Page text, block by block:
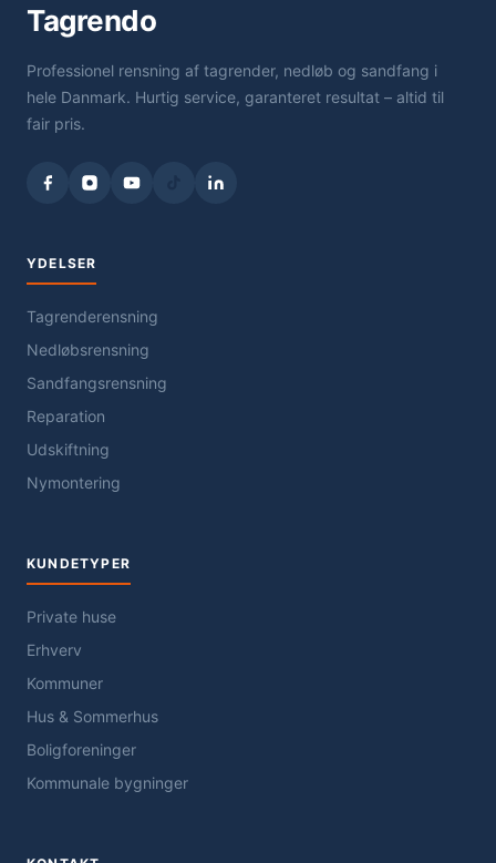
Tagrendo
Professionel rensning af tagrender, nedløb og sandfang i
hele Danmark. Hurtig service, garanteret resultat – altid til
fair pris.
YDELSER
Tagrenderensning
Nedløbsrensning
Sandfangsrensning
Reparation
Udskiftning
Nymontering
KUNDETYPER
Private huse
Erhverv
Kommuner
Hus & Sommerhus
Boligforeninger
Kommunale bygninger